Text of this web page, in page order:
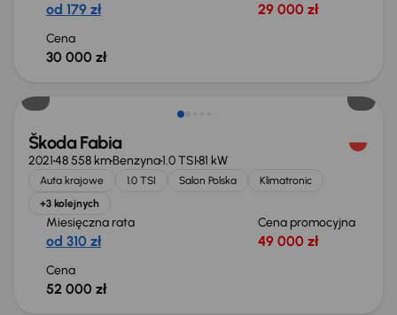
od 179 zł 29 000 zł
Cena
30 000 zł
Škoda Fabia
202148 558 kmBenzyna1.0 TSI81 kW
Auta krajowe 1.0 TSI Salon Polska
Klimatronic
+3 kolejnych
Miesięczna rata
od 310 zł
Cena promocyjna
49 000 zł
Cena
52 000 zł
Taniej o 1 000 zł